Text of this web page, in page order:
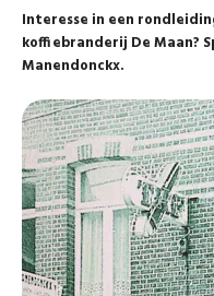
Interesse in een
koffiebranderij De Maan?
Manendonckx.